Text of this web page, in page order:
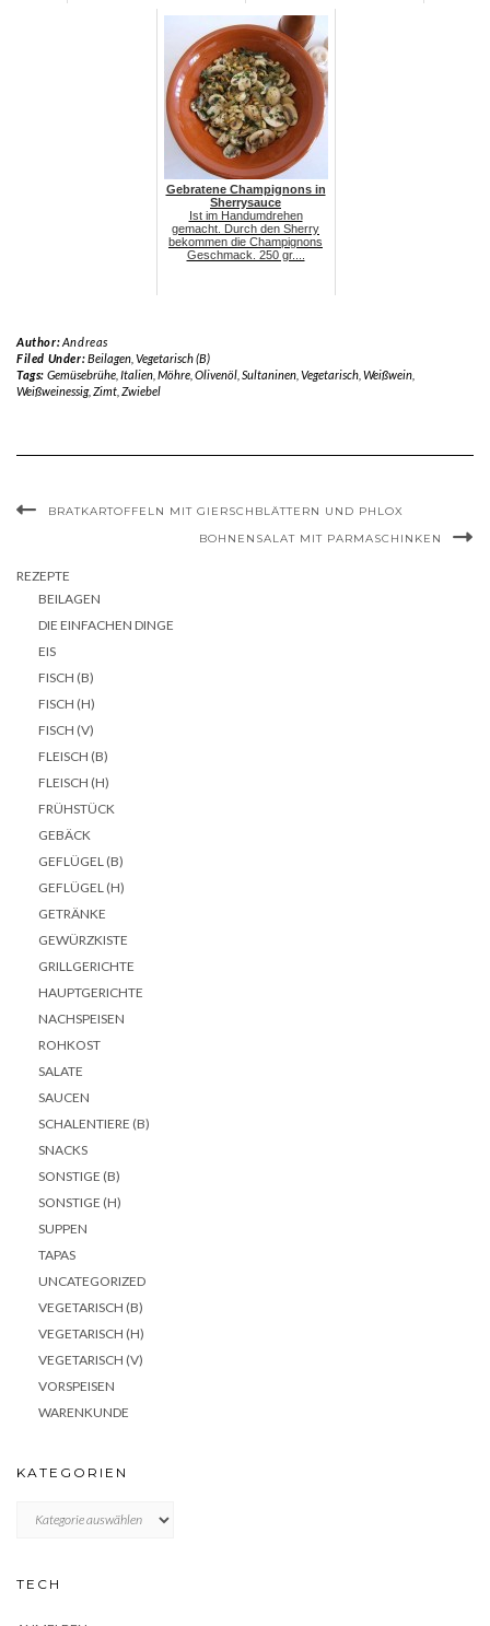
Gebratene Champignons in
Sherrysauce
Ist im Handumdrehen
gemacht. Durch den Sherry
bekommen die Champignons
Geschmack. 250 gr....
Author:Andreas
Filed Under:Beilagen, Vegetarisch (B)
Tags: Gemüsebrühe, Italien, Möhre, Olivenöl, Sultaninen, Vegetarisch, Weißwein,
Weißweinessig, Zimt Zwiebel
BRATKARTOFFELN MIT GIERSCHBLÄTTERN UND PHLOX
BOHNENSALAT MIT PARMASCHINKEN
REZEPTE
BEILAGEN
DIE EINFACHEN DINGE
EIS
FISCH (B)
FISCH (H)
FISCH (V)
FLEISCH (B)
FLEISCH (H)
FRÜHSTÜCK
GEBÄCK
GEFLÜGEL (B)
GEFLÜGEL (H)
GETRÄNKE
GEWÜRZKISTE
GRILLGERICHTE
HAUPTGERICHTE
NACHSPEISEN
ROHKOST
SALATE
SAUCEN
SCHALENTIERE (B)
SNACKS
SONSTIGE (B)
SONSTIGE (H)
SUPPEN
TAPAS
UNCATEGORIZED
VEGETARISCH (B)
VEGETARISCH (H)
VEGETARISCH (V)
VORSPEISEN
WARENKUNDE
KATEGORIEN
TECH